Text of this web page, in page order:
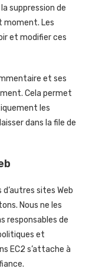
suppression de
moment. Les
et modifier ces
et ses
Cela permet
les
dans la file de
sites Web
Nous ne les
responsables de
et
EC2 s’attache à